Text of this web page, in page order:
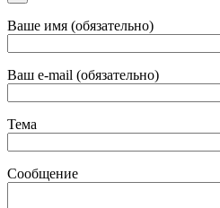
Ваше имя (обязательно)
Ваш e-mail (обязательно)
Тема
Сообщение